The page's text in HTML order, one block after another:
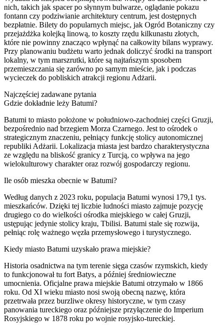
nich, takich jak spacer po słynnym bulwarze, oglądanie pokazu
fontann czy podziwianie architektury centrum, jest dostępnych
bezpłatnie. Bilety do popularnych miejsc, jak Ogród Botaniczny czy
przejażdżka kolejką linową, to koszty rzędu kilkunastu złotych,
które nie powinny znacząco wpłynąć na całkowity bilans wyprawy.
Przy planowaniu budżetu warto jednak doliczyć środki na transport
lokalny, w tym marszrutki, które są najtańszym sposobem
przemieszczania się zarówno po samym mieście, jak i podczas
wycieczek do pobliskich atrakcji regionu Adżarii.
Najczęściej zadawane pytania
Gdzie dokładnie leży Batumi?
Batumi to miasto położone w południowo-zachodniej części Gruzji,
bezpośrednio nad brzegiem Morza Czarnego. Jest to ośrodek o
strategicznym znaczeniu, pełniący funkcję stolicy autonomicznej
republiki Adżarii. Lokalizacja miasta jest bardzo charakterystyczna
ze względu na bliskość granicy z Turcją, co wpływa na jego
wielokulturowy charakter oraz rozwój gospodarczy regionu.
Ile osób mieszka obecnie w Batumi?
Według danych z 2023 roku, populacja Batumi wynosi 179,1 tys.
mieszkańców. Dzięki tej liczbie ludności miasto zajmuje pozycję
drugiego co do wielkości ośrodka miejskiego w całej Gruzji,
ustępując jedynie stolicy kraju, Tbilisi. Batumi stale się rozwija,
pełniąc rolę ważnego węzła przemysłowego i turystycznego.
Kiedy miasto Batumi uzyskało prawa miejskie?
Historia osadnictwa na tym terenie sięga czasów rzymskich, kiedy
to funkcjonował tu fort Batys, a później średniowieczne
umocnienia. Oficjalne prawa miejskie Batumi otrzymało w 1866
roku. Od XI wieku miasto nosi swoją obecną nazwę, która
przetrwała przez burzliwe okresy historyczne, w tym czasy
panowania tureckiego oraz późniejsze przyłączenie do Imperium
Rosyjskiego w 1878 roku po wojnie rosyjsko-tureckiej.